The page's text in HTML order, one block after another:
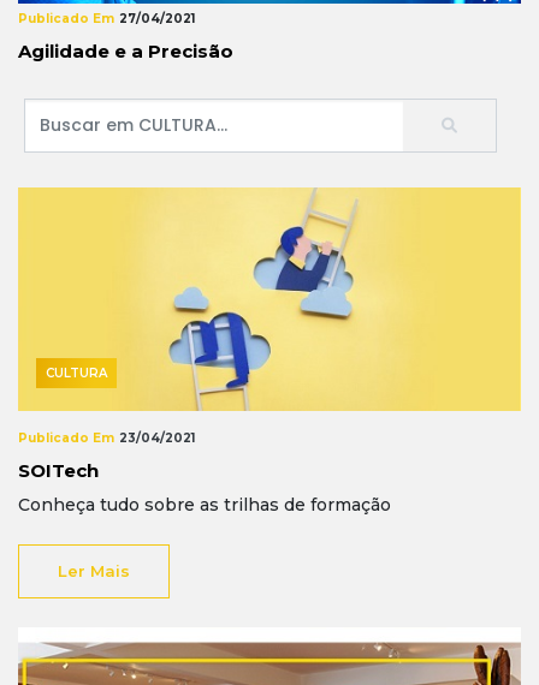
CULTURA
Publicado Em 23/04/2021
SOITech
Conheça tudo sobre as trilhas de formação
Ler Mais